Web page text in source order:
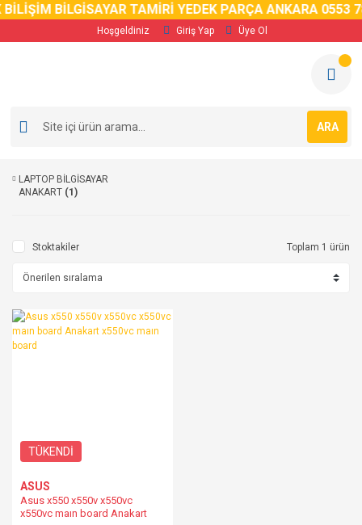
BİLGİSAYAR TAMİRİ YEDEK PARÇA ANKARA 0553
Hoşgeldiniz Giriş Yap Üye Ol
ARA
LAPTOP BİLGİSAYAR
ANAKART (1)
Stoktakiler Toplam 1 ürün
TÜKENDİ
ASUS
Asus x550 x550v x550vc
x550vc maın board Anakart